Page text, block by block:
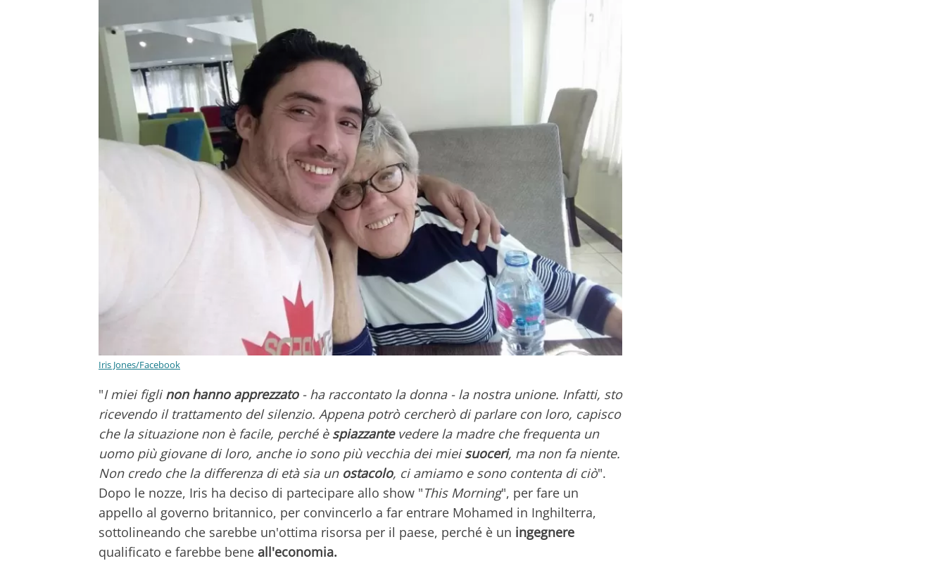
Iris Jones/Facebook
"I miei figlinon hanno apprezzato - ha raccontato la donna - la nostra unione. Infatti, sto
ricevendo il trattamento del silenzio. Appena potrò cercherò di parlare con loro, capisco
che la situazione non è facile, perché è spiazzantevedere la madre che frequenta un
uomo più giovane di loro, anche io sono più vecchia dei mieisuoceri, ma non fa niente.
Non credo che la differenza di età sia un ostacolo, ci amiamo e sono contenta di ciò".
Dopo le nozze, Iris ha deciso di partecipare allo show "This Morning", per fare un
appello al governo britannico, per convincerlo a far entrare Mohamed in Inghilterra,
sottolineando che sarebbe un'ottima risorsa per il paese, perché è un ingegnere
qualificato e farebbe bene all'economia.